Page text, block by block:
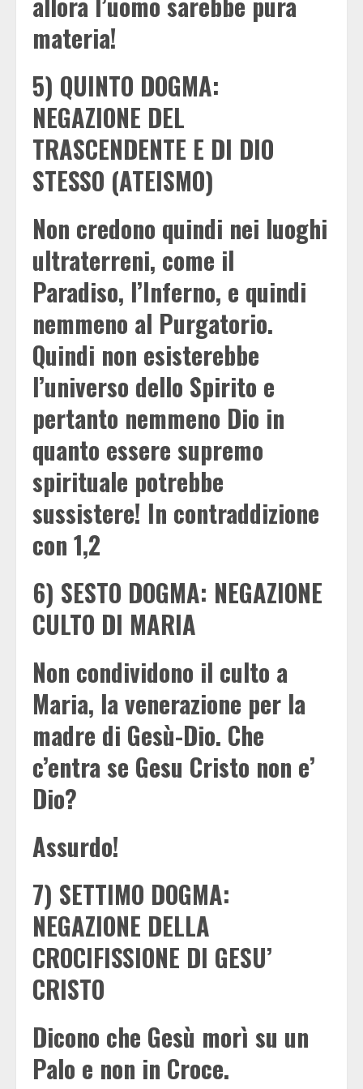
materia!
5) QUINTO DOGMA:
NEGAZIONE DEL
TRASCENDENTE E DI DIO
STESSO (ATEISMO)
Non credono quindi nei luoghi
ultraterreni, come il
Paradiso, l’Inferno, e quindi
nemmeno al Purgatorio.
Quindi non esisterebbe
l’universo dello Spirito e
pertanto nemmeno Dio in
quanto essere supremo
spirituale potrebbe
sussistere! In contraddizione
con 1,2
6) SESTO DOGMA: NEGAZIONE
CULTO DI MARIA
Non condividono il culto a
Maria, la venerazione per la
madre di Gesù-Dio. Che
c’entra se Gesu Cristo non e’
Dio?
Assurdo!
7) SETTIMO DOGMA:
NEGAZIONE DELLA
CROCIFISSIONE DI GESU’
CRISTO
Dicono che Gesù morì su un
Palo e non in Croce.